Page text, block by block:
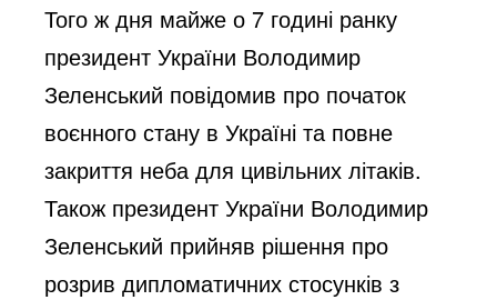
Того ж дня майже о 7 годині ранку
президент України Володимир
Зеленський повідомив про початок
воєнного стану в Україні та повне
закриття неба для цивільних літаків.
Також президент України Володимир
Зеленський прийняв рішення про
розрив дипломатичних стосунків з